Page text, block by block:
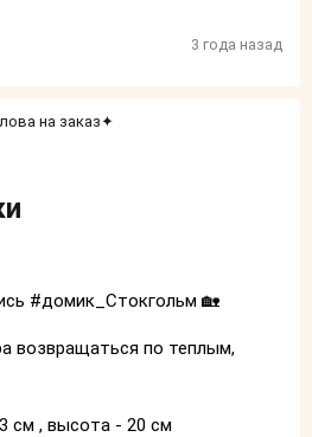
3 года назад
на заказ✦
#домик_Стокгольм 🏡
возвращаться по теплым,
см , высота - 20 см